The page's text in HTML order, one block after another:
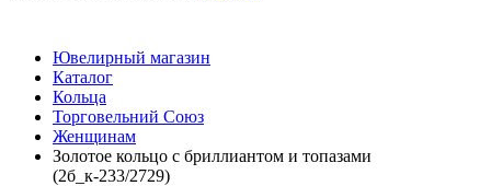
Ювелирный магазин
Каталог
Кольца
Торговельний Союз
Женщинам
Золотое кольцо с бриллиантом и топазами
(2б_к-233/2729)